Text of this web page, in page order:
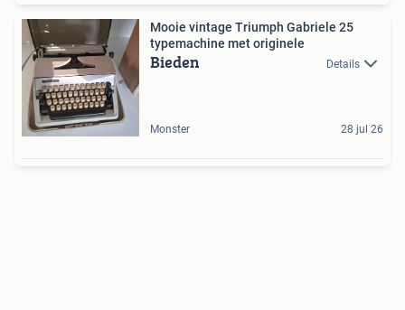
Mooie vintage Triumph Gabriele 25
typemachine met originele
Bieden Details
Monster 28 jul 26